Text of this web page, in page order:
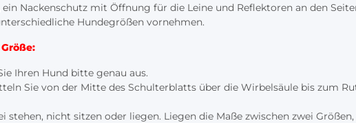
Nackenschutz mit Öffnung für die Leine und Reflektoren an den
Hundegrößen vornehmen.
Ihren Hund bitte genau aus.
Sie von der Mitte des Schulterblatts über die Wirbelsäule bis zum
nicht sitzen oder liegen. Liegen die Maße zwischen zwei